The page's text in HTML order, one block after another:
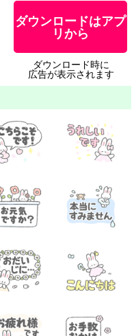
ダウンロードはアプ
リから
ダウンロード時に
広告が表示されます